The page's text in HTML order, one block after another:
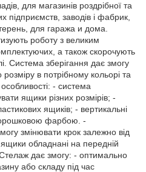
для магазинів роздрібної та
підприємств, заводів і фабрик,
для гаража и дома.
роботу з великим
а також скорочують
Система зберігання дає змогу
в потрібному кольорі та
- система
ящики різних розмірів; -
ящиків; - вертикальні
фарбою. -
змінювати крок залежно від
обладнані на передній
дає змогу: - оптимально
або складу під час